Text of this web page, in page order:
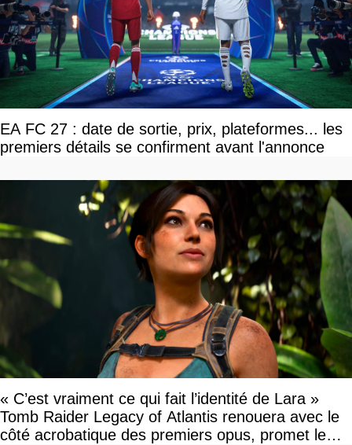
EA FC 27 : date de sortie, prix, plateformes... les
premiers détails se confirment avant l'annonce
« C’est vraiment ce qui fait l’identité de Lara »
Tomb Raider Legacy of Atlantis renouera avec le
côté acrobatique des premiers opus, promet le